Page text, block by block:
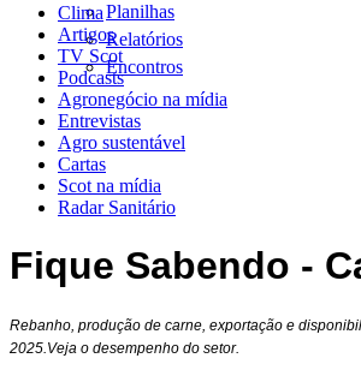
Planilhas
Relatórios
Encontros
Clima
Artigos
TV Scot
Podcasts
Agronegócio na mídia
Entrevistas
Agro sustentável
Cartas
Scot na mídia
Radar Sanitário
Fique Sabendo -
Rebanho, produção de carne, exportação e
2025.Veja o desempenho do setor.